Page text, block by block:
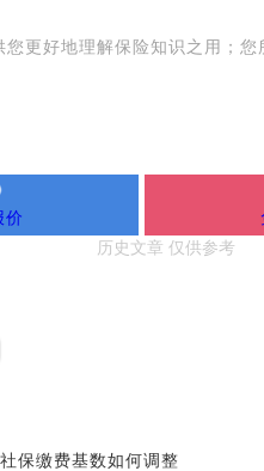
更好地理解保险知识之用；
价
保缴费基数如何调整